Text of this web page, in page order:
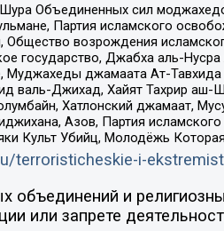
Объединенных сил
Партия исламского
возрождения
государство, Джабха аль-
Муджахеды джамаата Ат-
валь-Джихад, Хайят Тахрир аш-
Хатлонский джамаат,
Азов, Партия
Культ Убийц, Молодёжь
terroristicheskie-i-
объединений и
или запрете